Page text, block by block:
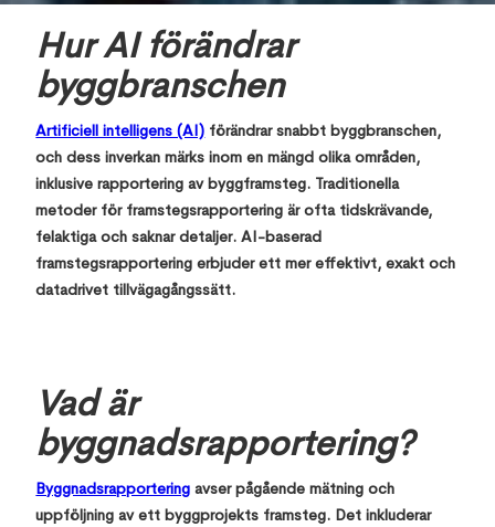
Hur AI förändrar
byggbranschen
Artificiell intelligens (AI) förändrar snabbt byggbranschen,
och dess inverkan märks inom en mängd olika områden,
inklusive rapportering av byggframsteg. Traditionella
metoder för framstegsrapportering är ofta tidskrävande,
felaktiga och saknar detaljer. AI-baserad
framstegsrapportering erbjuder ett mer effektivt, exakt och
datadrivet tillvägagångssätt.
Vad är
byggnadsrapportering?
Byggnadsrapportering avser pågående mätning och
uppföljning av ett byggprojekts framsteg. Det inkluderar